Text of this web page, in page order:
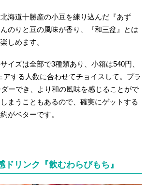
海道十勝産の小豆を練り込んだ『あず
のりと豆の風味が香り、『和三盆』とは
しめます。
イズは全部で3種類あり、小箱は540円、
アする人数に合わせてチョイスして。プラ
ーでき、より和の風味を感じることがで
まうこともあるので、確実にゲットする
がベターです。
ドリンク『飲むわらびもち』